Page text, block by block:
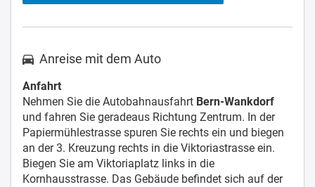
Anreise mit dem Auto
Anfahrt
Nehmen Sie die Autobahnausfahrt Bern-Wankdorf
und fahren Sie geradeaus Richtung Zentrum. In der
Papiermühlestrasse spuren Sie rechts ein und biegen
an der 3. Kreuzung rechts in die Viktoriastrasse ein.
Biegen Sie am Viktoriaplatz links in die
Kornhausstrasse. Das Gebäude befindet sich auf der